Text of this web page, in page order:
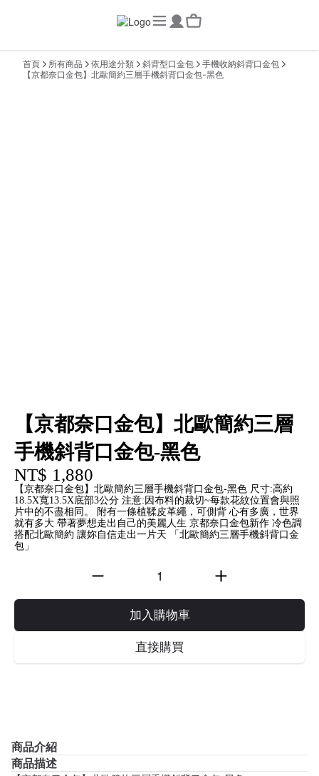
首頁 所有商品 依用途分類 斜背型口金包
手機收納斜背口金包
【京都奈口金包】北歐簡約三層手機斜背口金包-黑色
【京都奈口金包】北歐簡約三層
手機斜背口金包-黑色
NT$ 1,880
【京都奈口金包】北歐簡約三層手機斜背口金包-黑色 尺寸:高約
18.5X寬13.5X底部3公分 注意:因布料的裁切~每款花紋位置會與照
片中的不盡相同。 附有一條植鞣皮革繩，可側背 心有多廣，世界
就有多大 帶著夢想走出自己的美麗人生 京都奈口金包新作 冷色調
搭配北歐簡約 讓妳自信走出一片天 「北歐簡約三層手機斜背口金
包」
加入購物車
直接購買
商品介紹
商品描述